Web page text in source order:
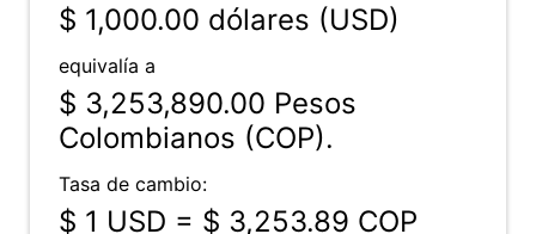
$ 1,000.00 dólares (USD)
equivalía a
$ 3,253,890.00 Pesos
Colombianos (COP).
Tasa de cambio:
$ 1 USD = $ 3,253.89 COP